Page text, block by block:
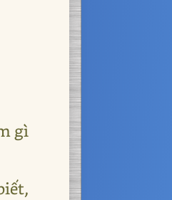
gì